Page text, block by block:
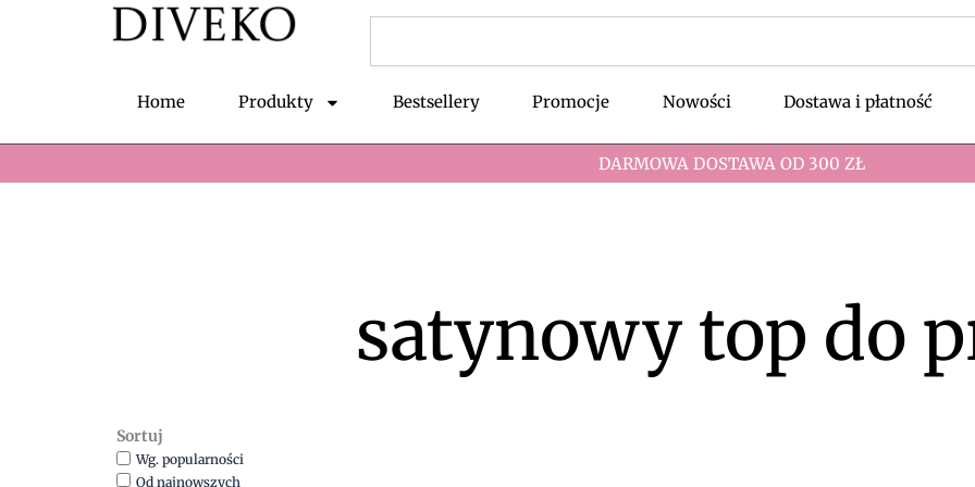
Home Produkty Bestsellery Promocje Nowości Dostawa i płatność
DARMOWA DOSTAWA OD 300 ZŁ
satynowy top do
Sortuj
Wg. popularności
Od najnowszych